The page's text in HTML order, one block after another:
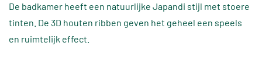
De badkamer heeft een natuurlijke Japandi stijl met stoere
tinten. De 3D houten ribben geven het geheel een speels
en ruimtelijk effect.